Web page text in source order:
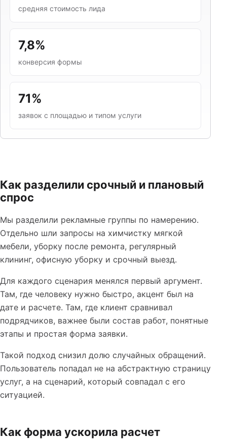
средняя стоимость лида
7,8%
конверсия формы
71%
заявок с площадью и типом услуги
Как разделили срочный и плановый
спрос
Мы разделили рекламные группы по намерению.
Отдельно шли запросы на химчистку мягкой
мебели, уборку после ремонта, регулярный
клининг, офисную уборку и срочный выезд.
Для каждого сценария менялся первый аргумент.
Там, где человеку нужно быстро, акцент был на
дате и расчете. Там, где клиент сравнивал
подрядчиков, важнее были состав работ, понятные
этапы и простая форма заявки.
Такой подход снизил долю случайных обращений.
Пользователь попадал не на абстрактную страницу
услуг, а на сценарий, который совпадал с его
ситуацией.
Как форма ускорила расчет